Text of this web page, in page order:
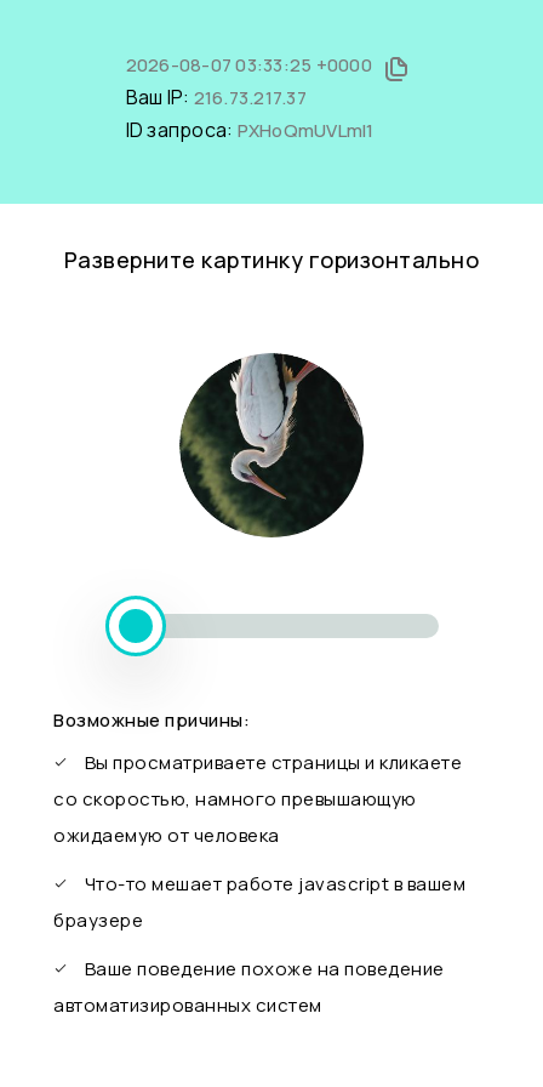
2026-08-07 03:33:25 +0000
Ваш IP: 216.73.217.37
ID запроса: PXHoQmUVLmI1
Разверните картинку горизонтально
Возможные причины:
Вы просматриваете страницы и кликаете
со скоростью, намного превышающую
ожидаемую от человека
Что-то мешает работе javascript в вашем
браузере
Ваше поведение похоже на поведение
автоматизированных систем